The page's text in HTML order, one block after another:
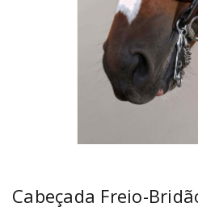
Cabeçada Freio-